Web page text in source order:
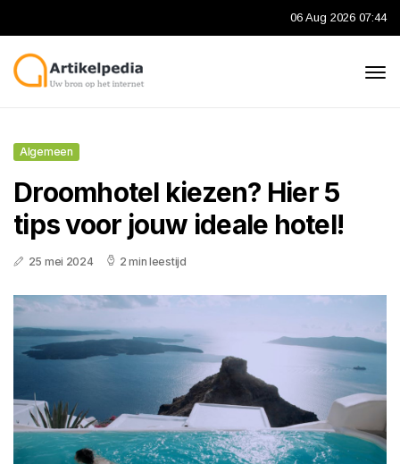
06 Aug 2026 07:44
Algemeen
Droomhotel kiezen? Hier 5
tips voor jouw ideale hotel!
25 mei 2024 2 min leestijd